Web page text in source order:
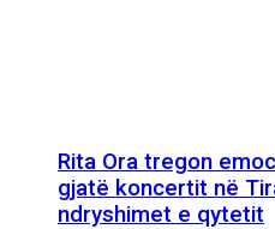
Rita Ora tregon
gjatë koncertit në
ndryshimet e qytetit